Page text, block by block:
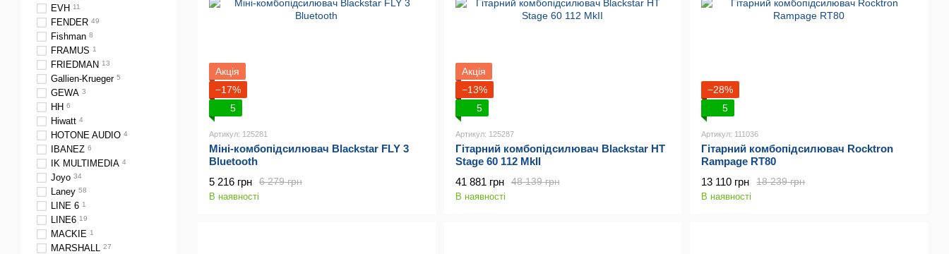
Акція
−17%
5
Артикул: 125281
Міні-комбопідсилювач Blackstar FLY 3
Bluetooth
6 279 грн
5 216 грн
В наявності
Акція
−13%
5
Артикул: 125287
Гітарний комбопідсилювач Blackstar HT
Stage 60 112 MkII
48 139 грн
41 881 грн
В наявності
−28%
5
Артикул: 111036
Гітарний комбопідсилювач Rocktron
Rampage RT80
18 239 грн
13 110 грн
В наявності
EVH 11
FENDER 49
Fishman 8
FRAMUS 1
FRIEDMAN 13
Gallien-Krueger 5
GEWA 3
HH 6
Hiwatt 4
HOTONE AUDIO 4
IBANEZ 6
IK MULTIMEDIA 4
Joyo 34
Laney 58
LINE 6 1
LINE6 19
MACKIE 1
MARSHALL 27